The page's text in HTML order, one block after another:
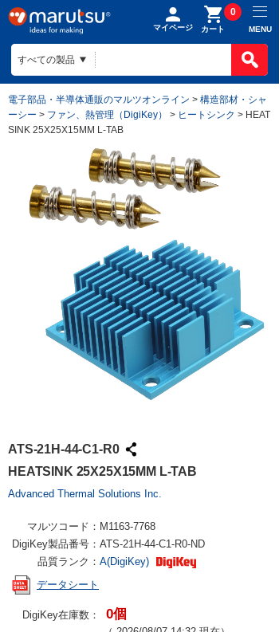
マイページ カート
0
MENU
電子部品・半導体通販のマルツオンライン > 構造部材・シャ
ーシー > ファン、熱管理（DigiKey） > ヒートシンク > HEAT
SINK 25X25X15MM L-TAB
ATS-21H-44-C1-R0
HEATSINK 25X25X15MM L-TAB
Advanced Thermal Solutions Inc.
マルツコード： M1163-7768
DigiKey製品番号： ATS-21H-44-C1-R0-ND
品質ランク： A(DigiKey)
データシート
DigiKey在庫数： 0個